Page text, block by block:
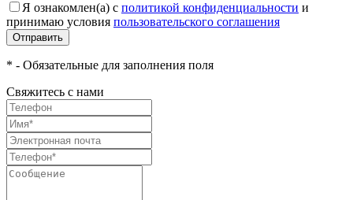
Я ознакомлен(а) с политикой конфиденциальности и
принимаю условия пользовательского соглашения
Отправить
* - Обязательные для заполнения поля
Свяжитесь с нами